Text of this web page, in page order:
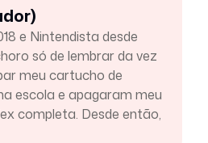
e Nintendista desde
só de lembrar da vez
meu cartucho de
escola e apagaram meu
completa. Desde então,